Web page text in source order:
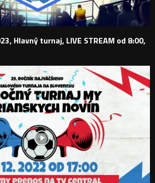
Hlavný turnaj, LIVE STREAM od 8:00,